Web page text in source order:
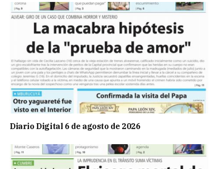
Diario Digital 6 de agosto de 2026